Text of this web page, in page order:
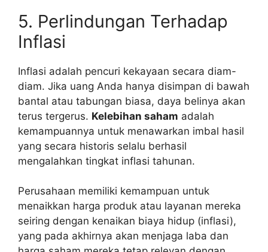
5. Perlindungan Terhadap
Inflasi
Inflasi adalah pencuri kekayaan secara diam-
diam. Jika uang Anda hanya disimpan di bawah
bantal atau tabungan biasa, daya belinya akan
terus tergerus. Kelebihan saham adalah
kemampuannya untuk menawarkan imbal hasil
yang secara historis selalu berhasil
mengalahkan tingkat inflasi tahunan.
Perusahaan memiliki kemampuan untuk
menaikkan harga produk atau layanan mereka
seiring dengan kenaikan biaya hidup (inflasi),
yang pada akhirnya akan menjaga laba dan